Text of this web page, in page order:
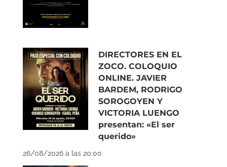
DIRECTORES EN EL
ZOCO. COLOQUIO
ONLINE. JAVIER
BARDEM, RODRIGO
SOROGOYEN Y
VICTORIA LUENGO
presentan: «El ser
querido»
26/08/2026 a las 20:00